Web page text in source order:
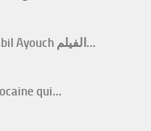
Zin Li Fik Le film Marocain de Nabil Ayouch الفيلم…
qui…